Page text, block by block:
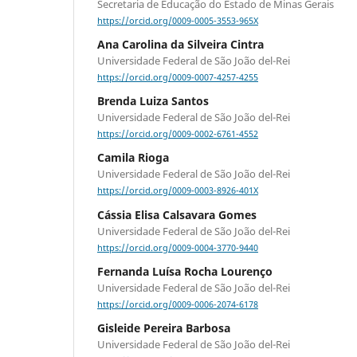
Secretaria de Educação do Estado de Minas Gerais
https://orcid.org/0009-0005-3553-965X
Ana Carolina da Silveira Cintra
Universidade Federal de São João del-Rei
https://orcid.org/0009-0007-4257-4255
Brenda Luiza Santos
Universidade Federal de São João del-Rei
https://orcid.org/0009-0002-6761-4552
Camila Rioga
Universidade Federal de São João del-Rei
https://orcid.org/0009-0003-8926-401X
Cássia Elisa Calsavara Gomes
Universidade Federal de São João del-Rei
https://orcid.org/0009-0004-3770-9440
Fernanda Luísa Rocha Lourenço
Universidade Federal de São João del-Rei
https://orcid.org/0009-0006-2074-6178
Gisleide Pereira Barbosa
Universidade Federal de São João del-Rei